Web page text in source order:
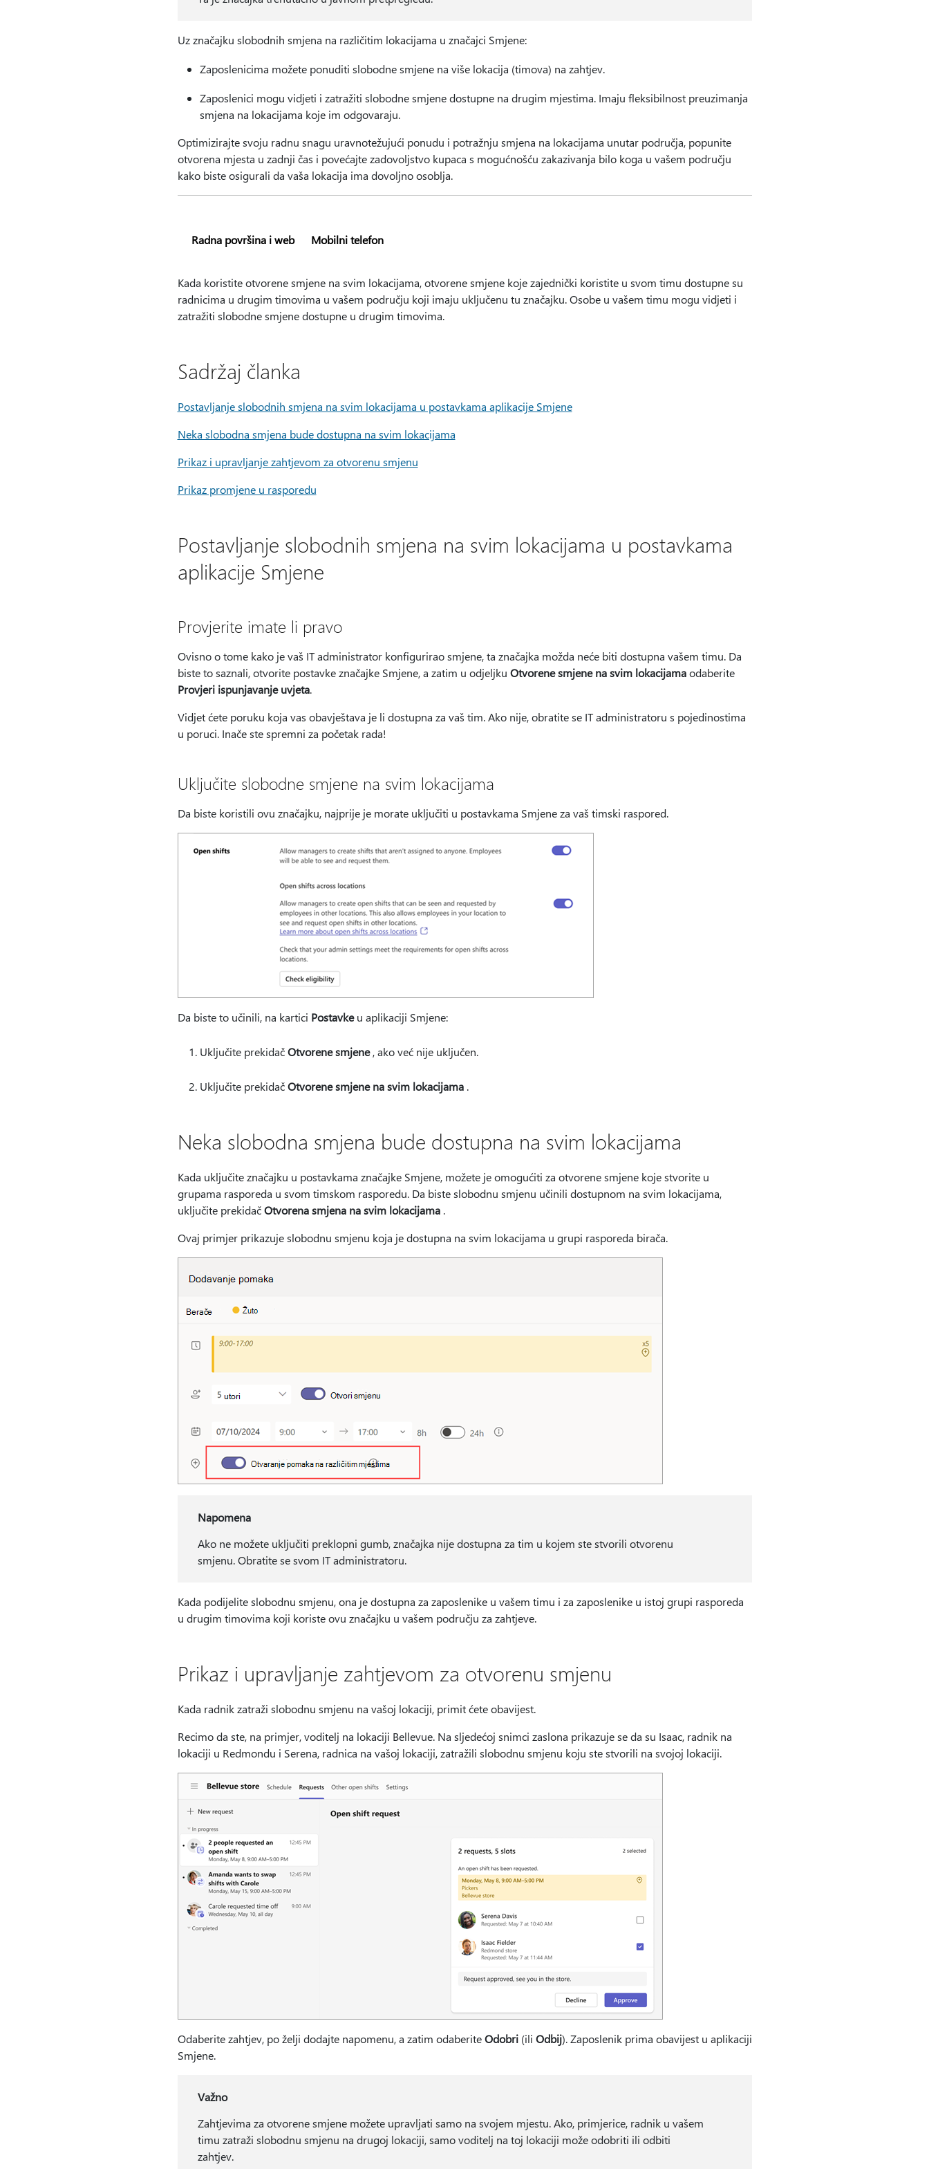
Uz značajku slobodnih smjena na različitim lokacijama u značajci Smjene:
Zaposlenicima možete ponuditi slobodne smjene na više lokacija (timova) na zahtjev.
Zaposlenici mogu vidjeti i zatražiti slobodne smjene dostupne na drugim mjestima. Imaju fleksibilnost preuzimanja
smjena na lokacijama koje im odgovaraju.
Optimizirajte svoju radnu snagu uravnotežujući ponudu i potražnju smjena na lokacijama unutar područja, popunite
otvorena mjesta u zadnji čas i povećajte zadovoljstvo kupaca s mogućnošću zakazivanja bilo koga u vašem području
kako biste osigurali da vaša lokacija ima dovoljno osoblja.
Radna površina i web Mobilni telefon
Kada koristite otvorene smjene na svim lokacijama, otvorene smjene koje zajednički koristite u svom timu dostupne su
radnicima u drugim timovima u vašem području koji imaju uključenu tu značajku. Osobe u vašem timu mogu vidjeti i
zatražiti slobodne smjene dostupne u drugim timovima.
Sadržaj članka
Postavljanje slobodnih smjena na svim lokacijama u postavkama aplikacije Smjene
Neka slobodna smjena bude dostupna na svim lokacijama
Prikaz i upravljanje zahtjevom za otvorenu smjenu
Prikaz promjene u rasporedu
Postavljanje slobodnih smjena na svim lokacijama u postavkama
aplikacije Smjene
Provjerite imate li pravo
Ovisno o tome kako je vaš IT administrator konfigurirao smjene, ta značajka možda neće biti dostupna vašem timu. Da
biste to saznali, otvorite postavke značajke Smjene, a zatim u odjeljku Otvorene smjene na svim lokacijamaodaberite
Provjeri ispunjavanje uvjeta.
Vidjet ćete poruku koja vas obavještava je li dostupna za vaš tim. Ako nije, obratite se IT administratoru s pojedinostima
u poruci. Inače ste spremni za početak rada!
Uključite slobodne smjene na svim lokacijama
Da biste koristili ovu značajku, najprije je morate uključiti u postavkama Smjene za vaš timski raspored.
Da biste to učinili, na kartici Postavkeu aplikaciji Smjene:
Uključite prekidačOtvorene smjene, ako već nije uključen.
Uključite prekidačOtvorene smjene na svim lokacijama.
Neka slobodna smjena bude dostupna na svim lokacijama
Kada uključite značajku u postavkama značajke Smjene, možete je omogućiti za otvorene smjene koje stvorite u
grupama rasporeda u svom timskom rasporedu. Da biste slobodnu smjenu učinili dostupnom na svim lokacijama,
uključite prekidačOtvorena smjena na svim lokacijama.
Ovaj primjer prikazuje slobodnu smjenu koja je dostupna na svim lokacijama u grupi rasporeda birača.
Napomena
Ako ne možete uključiti preklopni gumb, značajka nije dostupna za tim u kojem ste stvorili otvorenu
smjenu. Obratite se svom IT administratoru.
Kada podijelite slobodnu smjenu, ona je dostupna za zaposlenike u vašem timu i za zaposlenike u istoj grupi rasporeda
u drugim timovima koji koriste ovu značajku u vašem području za zahtjeve.
Prikaz i upravljanje zahtjevom za otvorenu smjenu
Kada radnik zatraži slobodnu smjenu na vašoj lokaciji, primit ćete obavijest.
Recimo da ste, na primjer, voditelj na lokaciji Bellevue. Na sljedećoj snimci zaslona prikazuje se da su Isaac, radnik na
lokaciji u Redmondu i Serena, radnica na vašoj lokaciji, zatražili slobodnu smjenu koju ste stvorili na svojoj lokaciji.
Odaberite zahtjev, po želji dodajte napomenu, a zatim odaberiteOdobri(ili Odbij). Zaposlenik prima obavijest u aplikaciji
Smjene.
Važno
Zahtjevima za otvorene smjene možete upravljati samo na svojem mjestu. Ako, primjerice, radnik u vašem
timu zatraži slobodnu smjenu na drugoj lokaciji, samo voditelj na toj lokaciji može odobriti ili odbiti
zahtjev.